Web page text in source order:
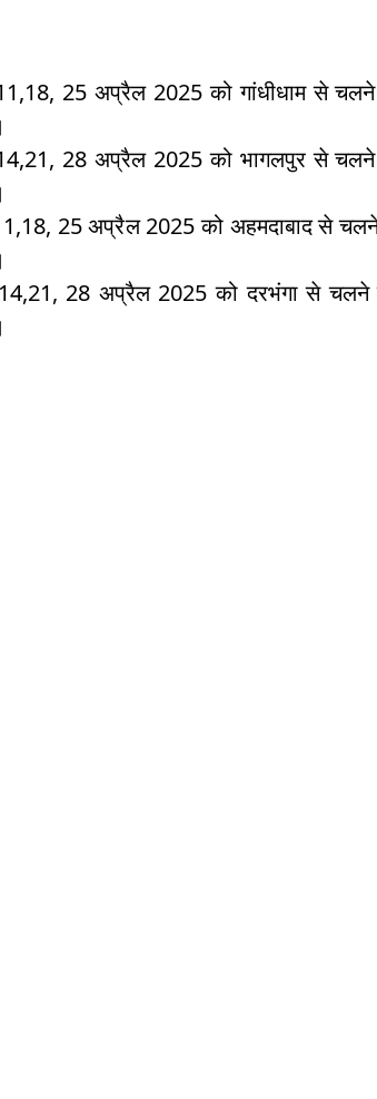
25 अप्रैल 2025 को गांधीधाम से चलने
28 अप्रैल 2025 को भागलपुर से चलने
25 अप्रैल 2025 को अहमदाबाद से
28 अप्रैल 2025 को दरभंगा से चलने